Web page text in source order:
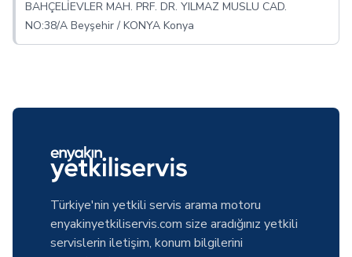
BAHÇELİEVLER MAH. PRF. DR. YILMAZ MUSLU CAD.
NO:38/A Beyşehir / KONYA Konya
Türkiye'nin yetkili servis arama motoru
enyakinyetkiliservis.com size aradığınız yetkili
servislerin iletişim, konum bilgilerini